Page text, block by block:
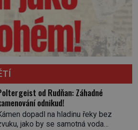
od Rudňan: Záhadné
odnikud!
dopadl na hladinu řeky bez
jako by se samotná voda